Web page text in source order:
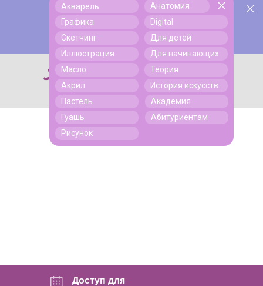
Поиск
Поиск
Акварель
Графика
Скетчинг
Иллюстрация
Масло
Акрил
Пастель
Гуашь
Рисунок
Анатомия
Digital
Для детей
Для начинающих
Теория
История искусств
Академия
Абитуриентам
Доступ для